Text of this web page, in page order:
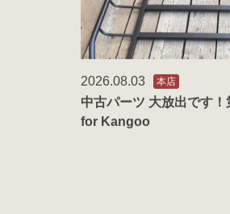
2026.08.03 本店
中古パーツ 大放出です
for Kangoo